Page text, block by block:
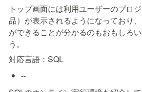
トップ画面には利用ユーザーのプロ
品）が表示されるようになっており
ができることが分かるのもおもしろ
う。
対応言語：SQL
--